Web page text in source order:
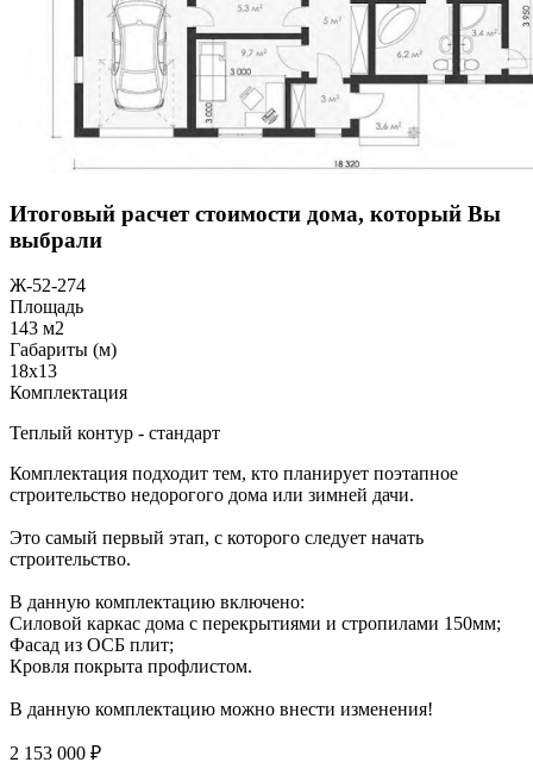
Итоговый расчет стоимости дома, который Вы
выбрали
Ж-52-274
Площадь
143 м2
Габариты (м)
18x13
Комплектация
Теплый контур - стандарт
Комплектация подходит тем, кто планирует поэтапное
строительство недорогого дома или зимней дачи.
Это самый первый этап, с которого следует начать
строительство.
В данную комплектацию включено:
Силовой каркас дома с перекрытиями и стропилами 150мм;
Фасад из ОСБ плит;
Кровля покрыта профлистом.
В данную комплектацию можно внести изменения!
2 153 000 ₽